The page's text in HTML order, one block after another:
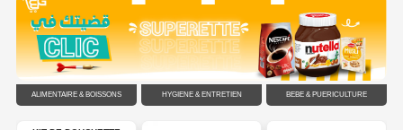
ALIMENTAIRE & BOISSONS HYGIÈNE & ENTRETIEN BÉBÉ & PUÉRICULTURE